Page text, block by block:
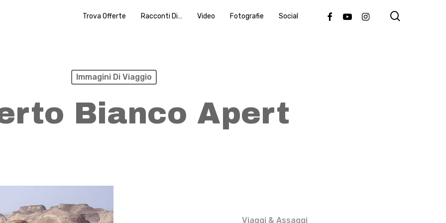
Trova Offerte Racconti Di… Video Fotografie Social FacebookYoutubeInstagram
Immagini Di Viaggio
Bianco Apert
Viaggi & Assaggi